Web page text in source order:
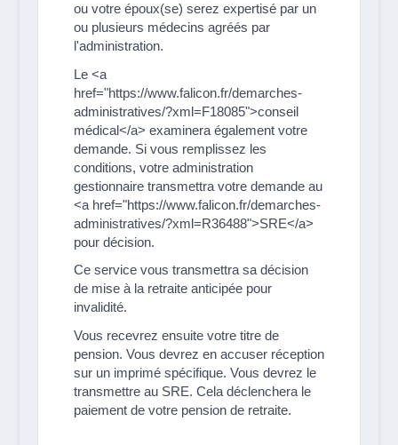
ou votre époux(se) serez expertisé par un
ou plusieurs médecins agréés par
l'administration.
Le <a
href="https://www.falicon.fr/demarches-
administratives/?xml=F18085">conseil
médical</a> examinera également votre
demande. Si vous remplissez les
conditions, votre administration
gestionnaire transmettra votre demande au
<a href="https://www.falicon.fr/demarches-
administratives/?xml=R36488">SRE</a>
pour décision.
Ce service vous transmettra sa décision
de mise à la retraite anticipée pour
invalidité.
Vous recevrez ensuite votre titre de
pension. Vous devrez en accuser réception
sur un imprimé spécifique. Vous devrez le
transmettre au SRE. Cela déclenchera le
paiement de votre pension de retraite.